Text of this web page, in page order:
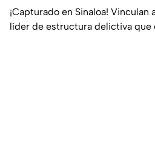
¡Capturado en Sinaloa! Vinculan
líder de estructura delictiva que